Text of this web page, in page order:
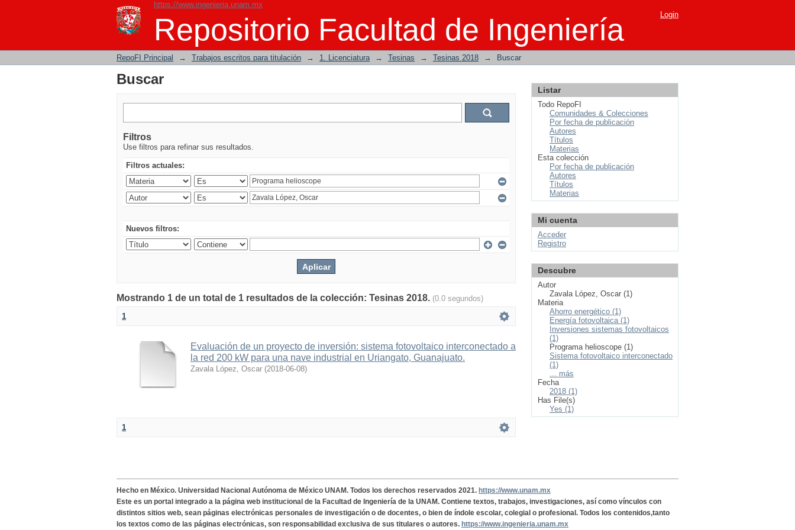
https://www.ingenieria.unam.mx
Repositorio Facultad de Ingeniería
Buscar Login
RepoFI Principal → Trabajos escritos para titulación → 1. Licenciatura → Tesinas → Tesinas 2018 → Buscar
Buscar
Filtros
Use filtros para refinar sus resultados.
Filtros actuales:
Nuevos filtros:
Mostrando 1 de un total de 1 resultados de la colección: Tesinas 2018. (0.0 segundos)
1
Evaluación de un proyecto de inversión: sistema fotovoltaico interconectado a
la red 200 kW para una nave industrial en Uriangato, Guanajuato.
Zavala López, Oscar (2018-06-08)
1
Listar
Todo RepoFI
Comunidades & Colecciones
Por fecha de publicación
Autores
Títulos
Materias
Esta colección
Por fecha de publicación
Autores
Títulos
Materias
Mi cuenta
Acceder
Registro
Descubre
Autor
Zavala López, Oscar (1)
Materia
Ahorro energético (1)
Energía fotovoltaica (1)
Inversiones sistemas fotovoltaicos
(1)
Programa helioscope (1)
Sistema fotovoltaico interconectado
(1)
... más
Fecha
2018 (1)
Has File(s)
Yes (1)
Hecho en México. Universidad Nacional Autónoma de México UNAM. Todos los derechos reservados 2021. https://www.unam.mx
Este es un portal integrado a la página web institucional de la Facultad de Ingeniería de la UNAM. Contiene textos, trabajos, investigaciones, así como vínculos con
distintos sitios web, sean páginas electrónicas personales de investigación o de docentes, o bien de índole escolar, colegial o profesional. Todos los contenidos,tanto
los textos como de las páginas electrónicas, son responsabilidad exclusiva de sus titulares o autores. https://www.ingenieria.unam.mx